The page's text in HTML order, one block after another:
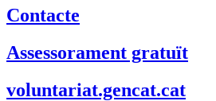
Contacte
Assessorament gratuït
voluntariat.gencat.cat